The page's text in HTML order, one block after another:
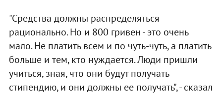
"Средства должны распределяться
рационально. Но и 800 гривен - это очень
мало. Не платить всем и по чуть-чуть, а платить
больше и тем, кто нуждается. Люди пришли
учиться, зная, что они будут получать
стипендию, и они должны ее получать", - сказал